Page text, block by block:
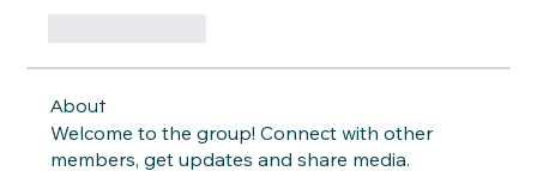
About
Welcome to the group! Connect with other
members, get updates and share media.